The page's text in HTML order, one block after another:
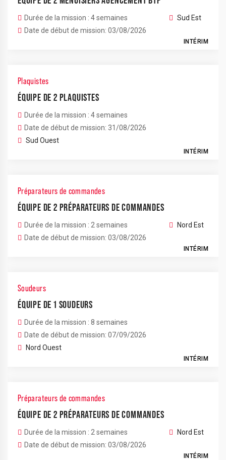
Durée de la mission : 4 semaines
Date de début de mission: 03/08/2026
Sud Est
INTÉRIM
Plaquistes
ÉQUIPE DE 2 PLAQUISTES
Durée de la mission : 4 semaines
Date de début de mission: 31/08/2026
Sud Ouest
INTÉRIM
Préparateurs de commandes
ÉQUIPE DE 2 PRÉPARATEURS DE COMMANDES
Durée de la mission : 2 semaines
Date de début de mission: 03/08/2026
Nord Est
INTÉRIM
Soudeurs
ÉQUIPE DE 1 SOUDEURS
Durée de la mission : 8 semaines
Date de début de mission: 07/09/2026
Nord Ouest
INTÉRIM
Préparateurs de commandes
ÉQUIPE DE 2 PRÉPARATEURS DE COMMANDES
Durée de la mission : 2 semaines
Date de début de mission: 03/08/2026
Nord Est
INTÉRIM